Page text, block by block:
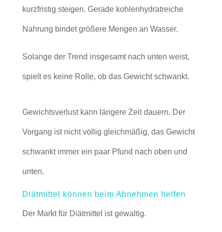
kurzfristig steigen. Gerade kohlenhydratreiche
Nahrung bindet größere Mengen an Wasser.
Solange der Trend insgesamt nach unten weist,
spielt es keine Rolle, ob das Gewicht schwankt.
Gewichtsverlust kann längere Zeit dauern. Der
Vorgang ist nicht völlig gleichmäßig, das Gewicht
schwankt immer ein paar Pfund nach oben und
unten.
Diätmittel können beim Abnehmen helfen
Der Markt für Diätmittel ist gewaltig.